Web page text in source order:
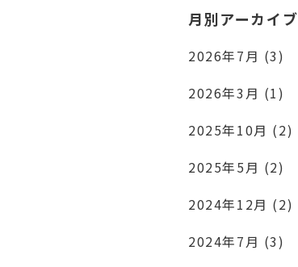
月別アーカイブ
2026年7月 (3)
2026年3月 (1)
2025年10月 (2)
2025年5月 (2)
2024年12月 (2)
2024年7月 (3)